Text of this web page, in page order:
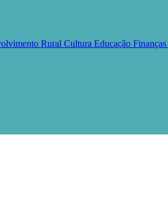
Rural Cultura Educação Finanças